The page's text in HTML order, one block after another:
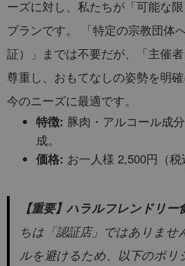
ーズに対し、私たちが「可能な
プランです。 「特定の宗教団体
証）」までは不要だが、「主催
尊重し、おもてなしの姿勢を明
今のニーズに最適です。
特徴: 豚肉・アルコール成
成。
価格: お一人様 2,500円（税
【重要】ハラルフレンドリー
ちは「認証店」ではありませ
ルを避けるため、以下のポリ